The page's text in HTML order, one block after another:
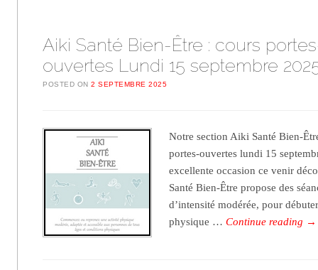
Aiki Santé Bien-Être : cours
ouvertes Lundi 15 septembre
POSTED ON2 SEPTEMBRE 2025
Notre section Aiki Santé Bien-
portes-ouvertes lundi 15
excellente occasion ce venir
Santé Bien-Être propose des
d’intensité modérée, pour
physique …Continue reading →